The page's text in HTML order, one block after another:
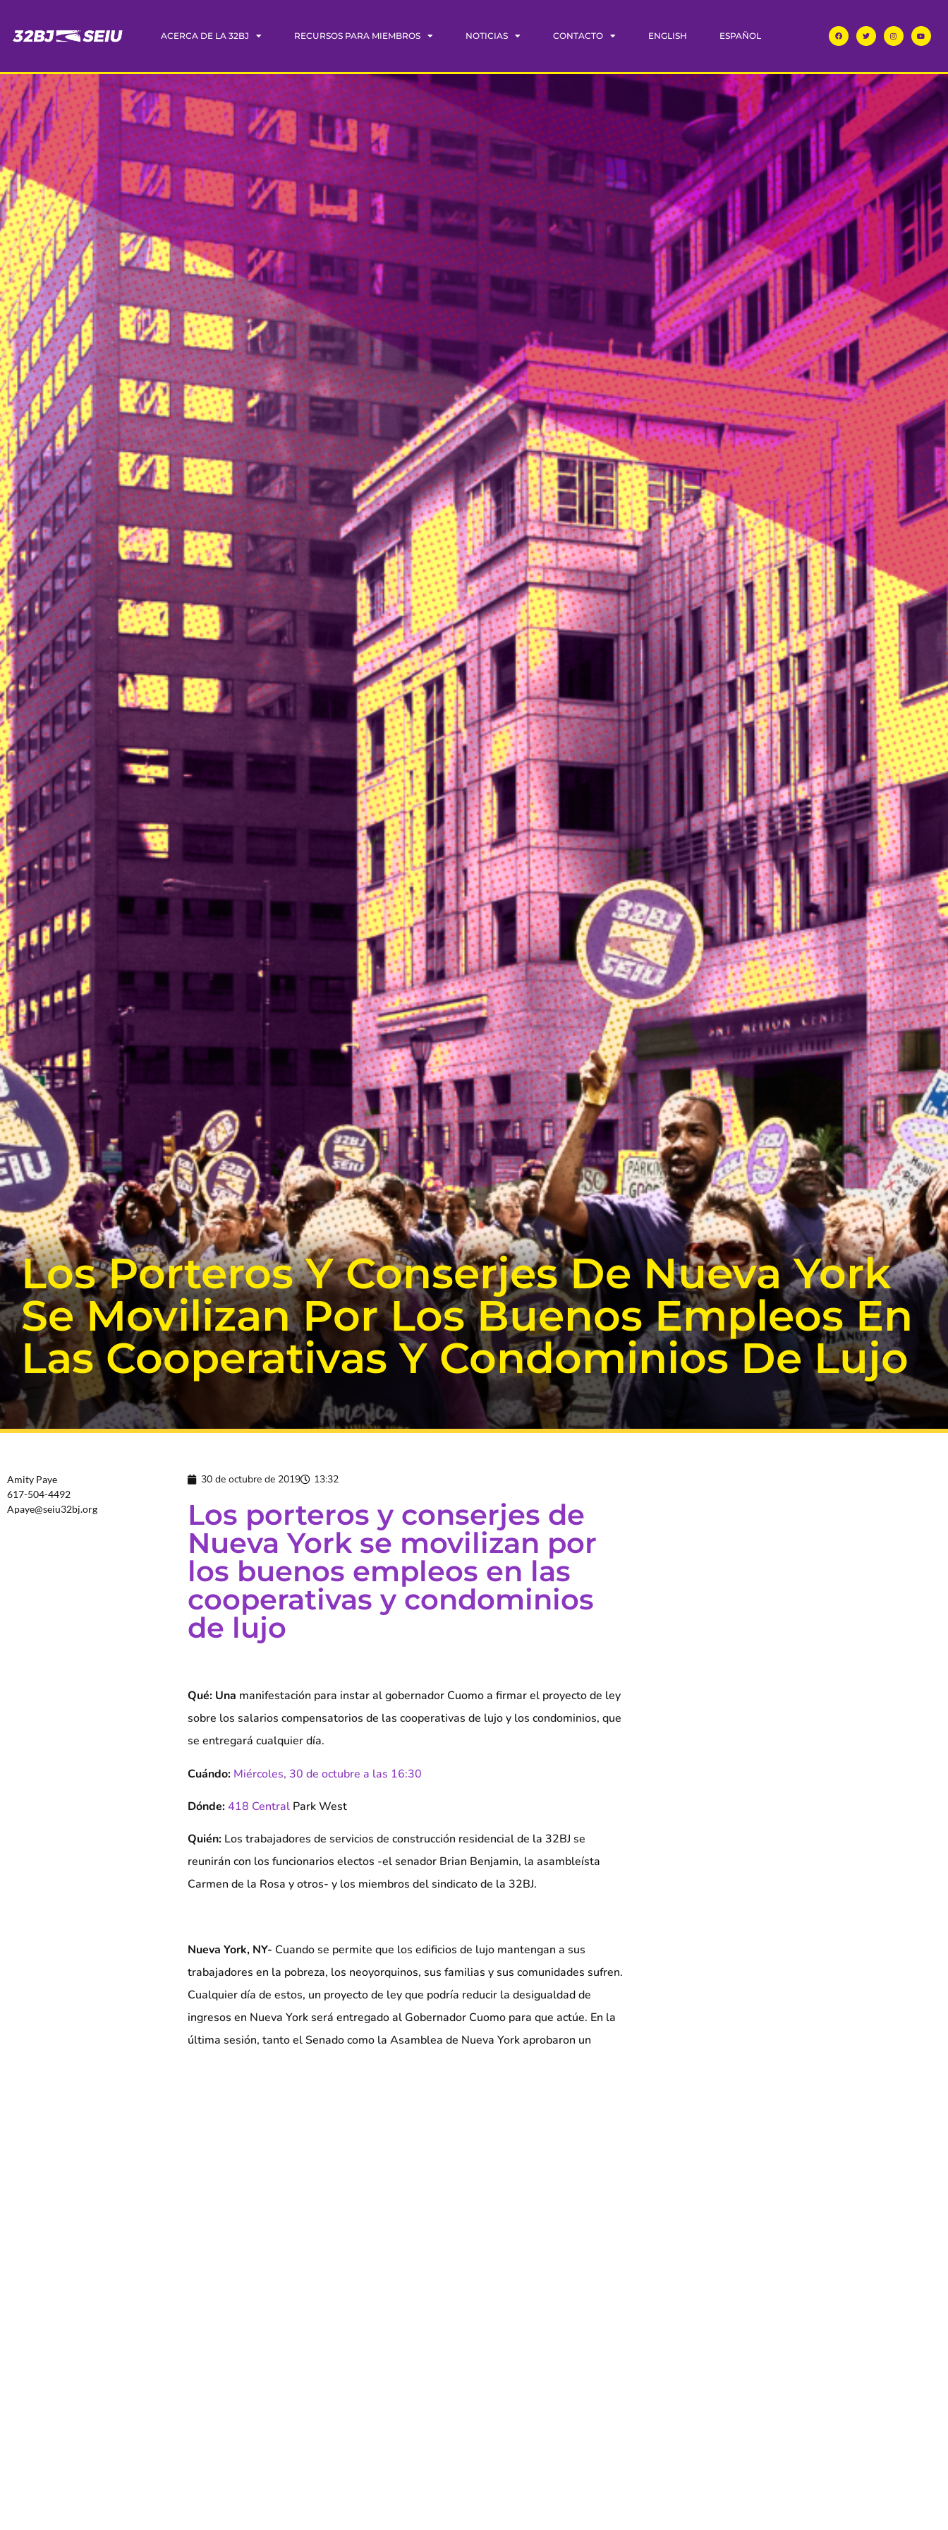
ACERCA DE LA 32BJ RECURSOS PARA MIEMBROS NOTICIAS CONTACTO ENGLISH ESPAÑOL
Los Porteros Y Conserjes De Nueva York
Se Movilizan Por Los Buenos Empleos En
Las Cooperativas Y Condominios De Lujo
Amity Paye
617-504-4492
Apaye@seiu32bj.org
30 de octubre de 2019 13:32
Los porteros y conserjes de
Nueva York se movilizan por
los buenos empleos en las
cooperativas y condominios
de lujo
Qué: Una manifestación para instar al gobernador Cuomo a firmar el proyecto de ley
sobre los salarios compensatorios de las cooperativas de lujo y los condominios, que
se entregará cualquier día.
Cuándo: Miércoles, 30 de octubre a las 16:30
Dónde:418 Central Park West
Quién: Los trabajadores de servicios de construcción residencial de la 32BJ se
reunirán con los funcionarios electos -el senador Brian Benjamin, la asambleísta
Carmen de la Rosa y otros- y los miembros del sindicato de la 32BJ.
Nueva York, NY- Cuando se permite que los edificios de lujo mantengan a sus
trabajadores en la pobreza, los neoyorquinos, sus familias y sus comunidades sufren.
Cualquier día de estos, un proyecto de ley que podría reducir la desigualdad de
ingresos en Nueva York será entregado al Gobernador Cuomo para que actúe. En la
última sesión, tanto el Senado como la Asamblea de Nueva York aprobaron un